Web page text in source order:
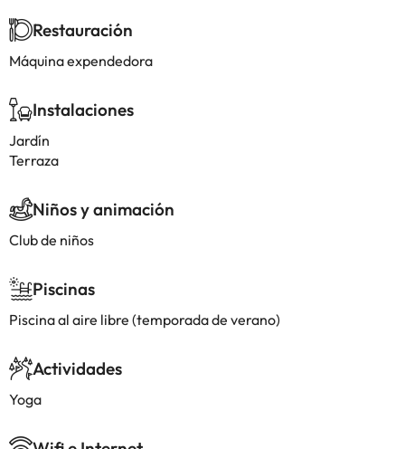
Restauración
Máquina expendedora
Instalaciones
Jardín
Terraza
Niños y animación
Club de niños
Piscinas
Piscina al aire libre (temporada de verano)
Actividades
Yoga